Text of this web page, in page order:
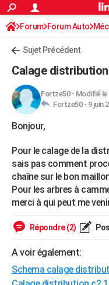
ACTUALITÉS
Politique
Société
Faits Divers
Education
Monde
Villes
+
FINANCE
Retraite
Impôts
Epargne
Immobilier
Risques naturels par ville
Banque
Assurance
Crédit
AUTO
Essais
Réserver un essai
Citadines
Berlines
SUV
Forum auto
+HIGH-TECH
Mobiles
Meilleur smartphone
Internet
Ordinateurs
Jeux vidéo
Guide high-tech
+
Forum
Aménagement intérieur
Extérieur
Cuisine
Salle de bains
Jardinage
Rangement
WEEK-END
Guides de France
Escapades
Patrimoine
Expositions
Musées
Week-end nature
+LIFESTYLE
Art de vivre
Bien-être
Loisirs
Mode
Modes de vie
SANTE
Alimentation
Guide de la santé
Maladies
Médicaments
Sommeil
VOYAGE
Destinations
City break
Voyage nature
Voyage de noces
Forum
Climat
+PHOTO
Forum Forum Auto
Sujet Précédent
Calage distribution
Fortze50- Modifié le
Fortze50 - 9 juin
Bonjour,
Pour le calage de la
sais pas comment
chaîne sur le bon
Pour les arbres à
merci à qui peut me
Répondre (2)
A voir également:
Schema calage